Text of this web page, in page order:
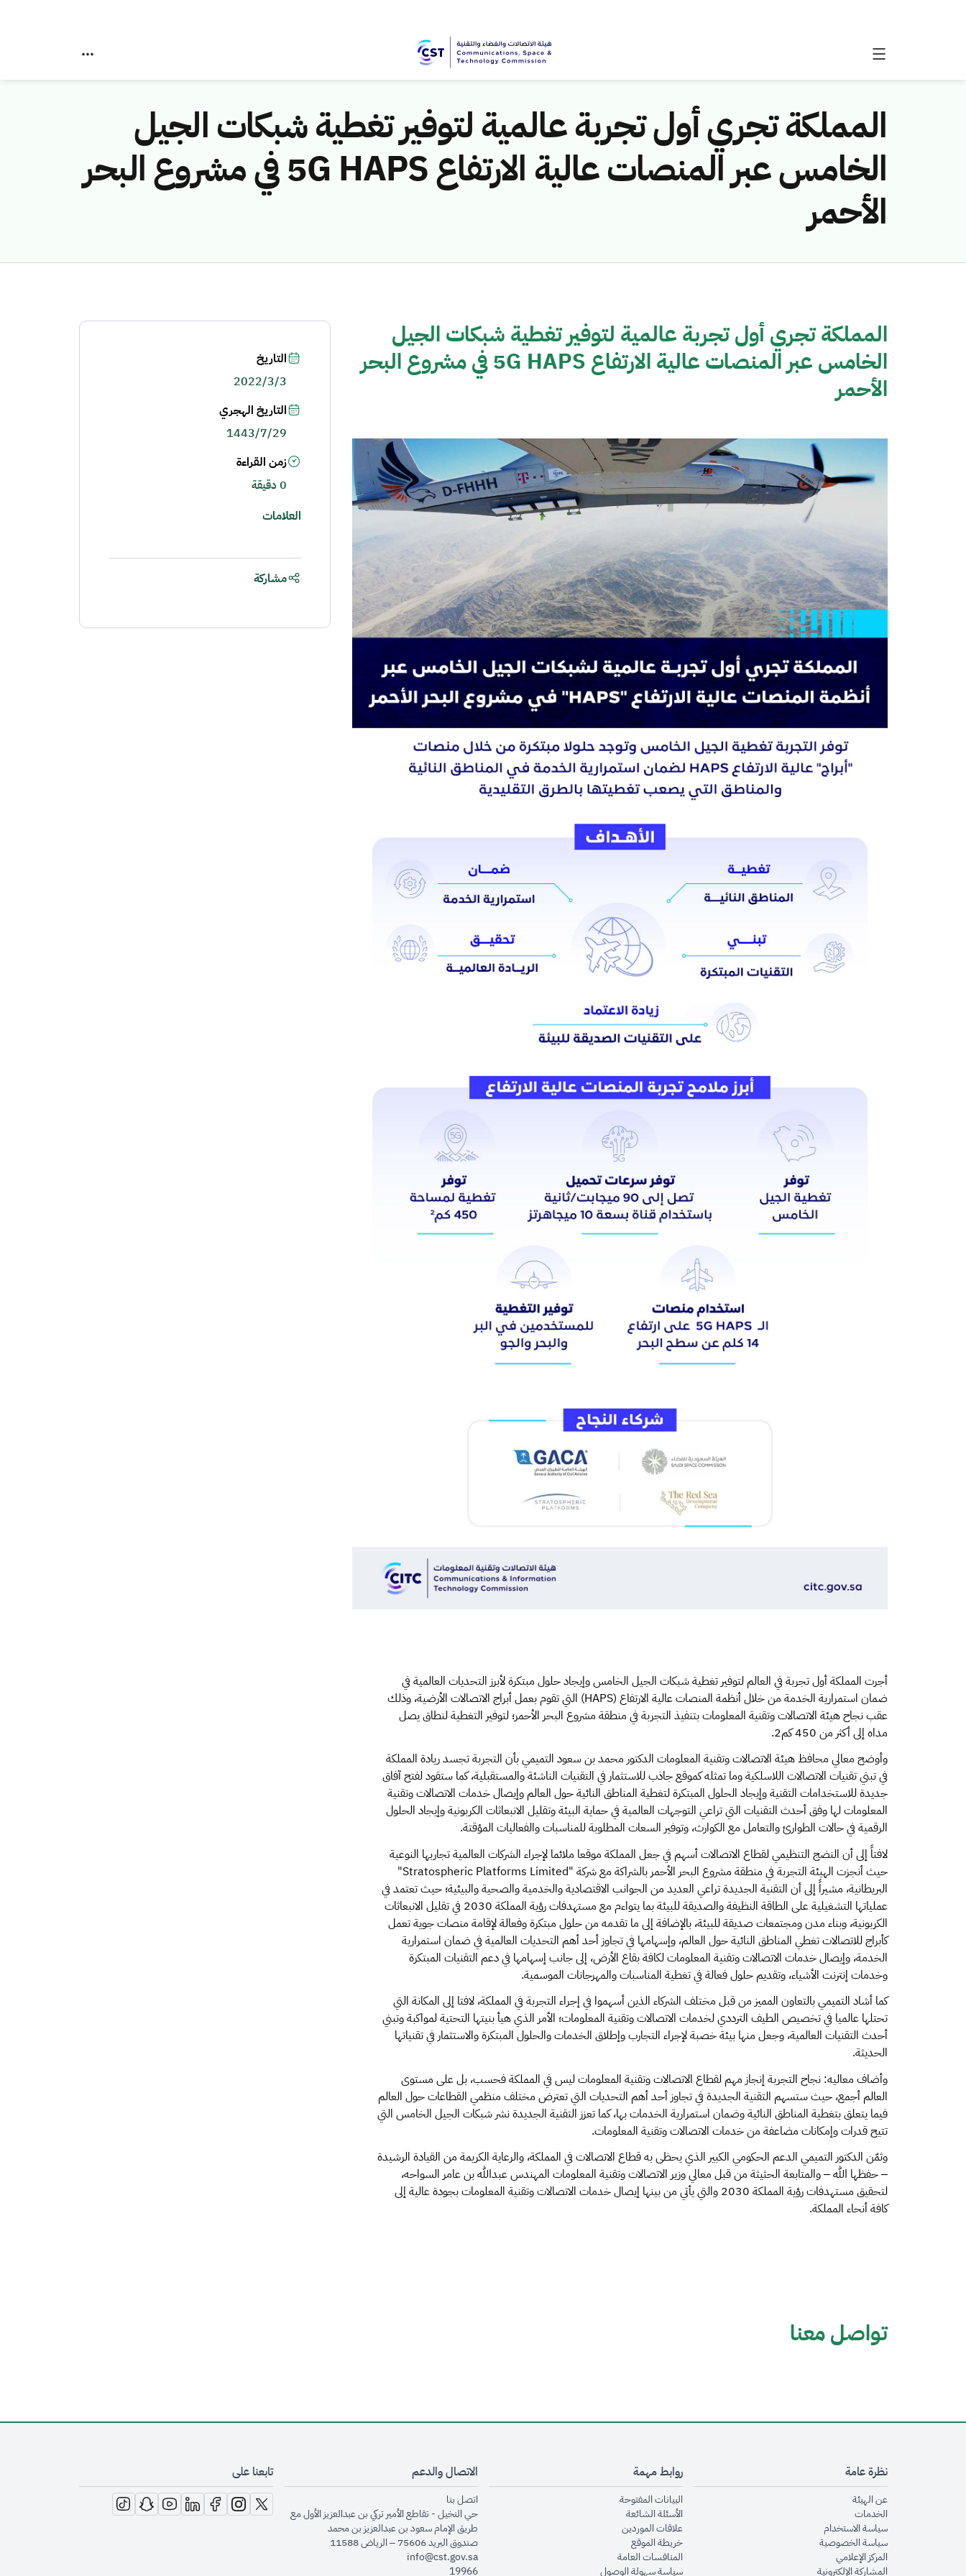
المملكة تجري أول تجربة عالمية لتوفير تغطية شبكات الجيل
الخامس عبر المنصات عالية الارتفاع 5G HAPS في مشروع البحر
الأحمر
المملكة تجري أول تجربة عالمية لتوفير تغطية شبكات الجيل
الخامس عبر المنصات عالية الارتفاع 5G HAPS في مشروع البحر
الأحمر
أجرت المملكة أول تجربة في العالم لتوفير تغطية شبكات الجيل الخامس وإيجاد حلول مبتكرة لأبرز التحديات العالمية في
ضمان استمرارية الخدمة من خلال أنظمة المنصات عالية الارتفاع (HAPS) التي تقوم بعمل أبراج الاتصالات الأرضية، وذلك
عقب نجاح هيئة الاتصالات وتقنية المعلومات بتنفيذ التجربة في منطقة مشروع البحر الأحمر؛ لتوفير التغطية لنطاق يصل
مداه إلى أكثر من 450 كم2.
وأوضح معالي محافظ هيئة الاتصالات وتقنية المعلومات الدكتور محمد بن سعود التميمي بأن التجربة تجسد ريادة المملكة
في تبني تقنيات الاتصالات اللاسلكية وما تمثله كموقع جاذب للاستثمار في التقنيات الناشئة والمستقبلية، كما ستقود لفتح آفاق
جديدة للاستخدامات التقنية وإيجاد الحلول المبتكرة لتغطية المناطق النائية حول العالم وإيصال خدمات الاتصالات وتقنية
المعلومات لها وفق أحدث التقنيات التي تراعي التوجهات العالمية في حماية البيئة وتقليل الانبعاثات الكربونية وإيجاد الحلول
الرقمية في حالات الطوارئ والتعامل مع الكوارث، وتوفير السعات المطلوبة للمناسبات والفعاليات المؤقتة.
لافتاً إلى أن النضج التنظيمي لقطاع الاتصالات أسهم في جعل المملكة موقعا ملائما لإجراء الشركات العالمية تجاربها النوعية
حيث أنجزت الهيئة التجربة في منطقة مشروع البحر الأحمر بالشراكة مع شركة "Stratospheric Platforms Limited"
البريطانية، مشيراً إلى أن التقنية الجديدة تراعي العديد من الجوانب الاقتصادية والخدمية والصحية والبيئية؛ حيث تعتمد في
عملياتها التشغيلية على الطاقة النظيفة والصديقة للبيئة بما يتواءم مع مستهدفات رؤية المملكة 2030 في تقليل الانبعاثات
الكربونية، وبناء مدن ومجتمعات صديقة للبيئة، بالإضافة إلى ما تقدمه من حلول مبتكرة وفعالة لإقامة منصات جوية تعمل
كأبراج للاتصالات تغطي المناطق النائية حول العالم، وإسهامها في تجاوز أحد أهم التحديات العالمية في ضمان استمرارية
الخدمة، وإيصال خدمات الاتصالات وتقنية المعلومات لكافة بقاع الأرض، إلى جانب إسهامها في دعم التقنيات المبتكرة
وخدمات إنترنت الأشياء، وتقديم حلول فعالة في تغطية المناسبات والمهرجانات الموسمية.
كما أشاد التميمي بالتعاون المميز من قبل مختلف الشركاء الذين أسهموا في إجراء التجربة في المملكة، لافتا إلى المكانة التي
تحتلها عالميا في تخصيص الطيف الترددي لخدمات الاتصالات وتقنية المعلومات؛ الأمر الذي هيأ بنيتها التحتية لمواكبة وتبني
أحدث التقنيات العالمية، وجعل منها بيئة خصبة لإجراء التجارب وإطلاق الخدمات والحلول المبتكرة والاستثمار في تقنياتها
الحديثة.
وأضاف معاليه: نجاح التجربة إنجاز مهم لقطاع الاتصالات وتقنية المعلومات ليس في المملكة فحسب، بل على مستوى
العالم أجمع، حيث ستسهم التقنية الجديدة في تجاوز أحد أهم التحديات التي تعترض مختلف منظمي القطاعات حول العالم
فيما يتعلق بتغطية المناطق النائية وضمان استمرارية الخدمات بها، كما تعزز التقنية الجديدة نشر شبكات الجيل الخامس التي
تتيح قدرات وإمكانات مضاعفة من خدمات الاتصالات وتقنية المعلومات.
وثمّن الدكتور التميمي الدعم الحكومي الكبير الذي يحظى به قطاع الاتصالات في المملكة، والرعاية الكريمة من القيادة الرشيدة
– حفظها الله – والمتابعة الحثيثة من قبل معالي وزير الاتصالات وتقنية المعلومات المهندس عبدالله بن عامر السواحه،
لتحقيق مستهدفات رؤية المملكة 2030 والتي يأتي من بينها إيصال خدمات الاتصالات وتقنية المعلومات بجودة عالية إلى
كافة أنحاء المملكة.
التاريخ
2022/3/3
التاريخ الهجري
1443/7/29
زمن القراءة
0 دقيقة
العلامات
مشاركة
تواصل معنا
نظرة عامة
عن الهيئةopens in new window
الخدماتopens in new window
سياسة الاستخدامopens in new window
سياسة الخصوصيةopens in new window
المركز الإعلاميopens in new window
المشاركة الإلكترونيةopens in new window
روابط مهمة
البيانات المفتوحةopens in new window
الأسئلة الشائعةopens in new window
علاقات الموردينopens in new window
خريطة الموقعopens in new window
المنافسات العامةopens in new window
سياسة سهولة الوصولopens in new window
الاتصال والدعم
اتصل بنا
حي النخيل - تقاطع الأمير تركي بن عبدالعزيز الأول مع
طريق الإمام سعود بن عبدالعزيز بن محمد
صندوق البريد 75606 – الرياض 11588
info@cst.gov.sa
19966
تابعنا على
opens in new window
opens in new window
opens in new window
opens in new window
opens in new window
opens in new window
opens in new window